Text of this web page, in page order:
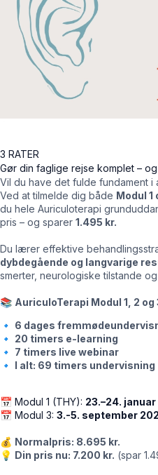
3 RATER
Gør din faglige rejse komplet –
Vil du have det fulde fundament i
Ved at tilmelde dig både Modul 1
du hele Auriculoterapi
pris – og sparer 1.495 kr.
Du lærer effektive
dybdegående og langvarige
smerter, neurologiske tilstande
📚 AuriculoTerapi Modul 1, 2 og
🔹 6 dages
🔹 20 timers e-learning
🔹 7 timers live webinar
🔹 I alt: 69 timers undervisning
📅 Modul 1 (THY): 23.–24.
📅 Modul 3: 3.-5. september
💰 Normalpris: 8.695 kr.
💡 Din pris nu: 7.200 kr. (spar